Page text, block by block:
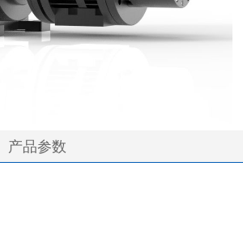
产品参数